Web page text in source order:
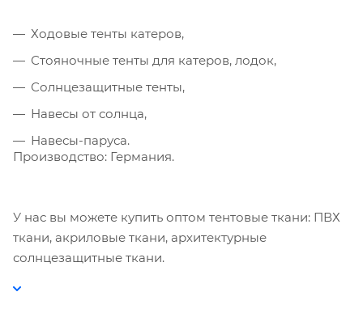
Ходовые тенты катеров,
Стояночные тенты для катеров, лодок,
Солнцезащитные тенты,
Навесы от солнца,
Навесы-паруса.
Производство: Германия.
У нас вы можете купить оптом тентовые ткани: ПВХ
ткани, акриловые ткани, архитектурные
солнцезащитные ткани.
Принять